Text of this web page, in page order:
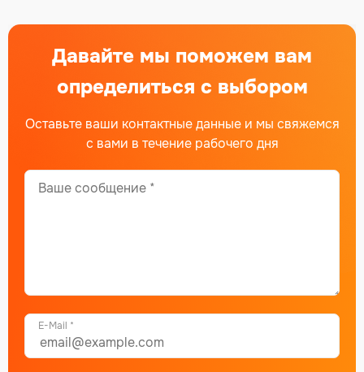
Давайте мы поможем вам
определиться с выбором
Оставьте ваши контактные данные и мы свяжемся
с вами в течение рабочего дня
E-Mail *